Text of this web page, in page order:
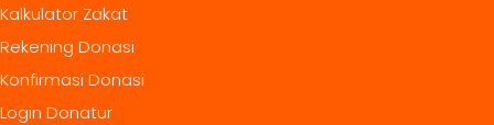
Kalkulator Zakat
Rekening Donasi
Konfirmasi Donasi
Login Donatur